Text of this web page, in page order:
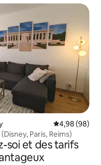
appréciés
Évaluation
4,98 (98)
Paris, Reims)
soi et des tarifs